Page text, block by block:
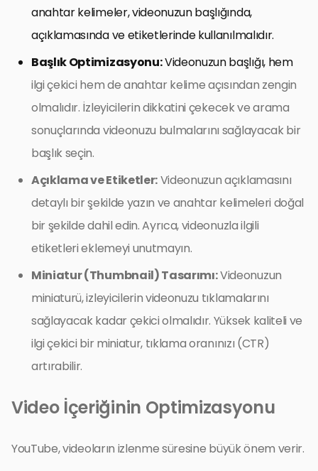
anahtar kelimeler, videonuzun başlığında,
açıklamasında ve etiketlerinde kullanılmalıdır.
Başlık Optimizasyonu:Videonuzun başlığı, hem
ilgi çekici hem de anahtar kelime açısından zengin
olmalıdır. İzleyicilerin dikkatini çekecek ve arama
sonuçlarında videonuzu bulmalarını sağlayacak bir
başlık seçin.
Açıklama ve Etiketler:Videonuzun açıklamasını
detaylı bir şekilde yazın ve anahtar kelimeleri doğal
bir şekilde dahil edin. Ayrıca, videonuzla ilgili
etiketleri eklemeyi unutmayın.
Miniatur (Thumbnail) Tasarımı:Videonuzun
miniaturü, izleyicilerin videonuzu tıklamalarını
sağlayacak kadar çekici olmalıdır. Yüksek kaliteli ve
ilgi çekici bir miniatur, tıklama oranınızı (CTR)
artırabilir.
Video İçeriğinin Optimizasyonu
YouTube, videoların izlenme süresine büyük önem verir.